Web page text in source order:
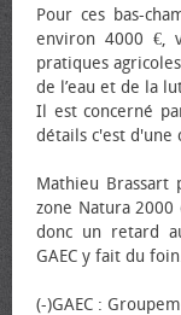
Pour ces bas-
environ 4000 €,
pratiques
de l’eau et de la
Il est concerné
détails c'est
Mathieu
zone Natura
donc un retard
GAEC y fait du
(-)GAEC :